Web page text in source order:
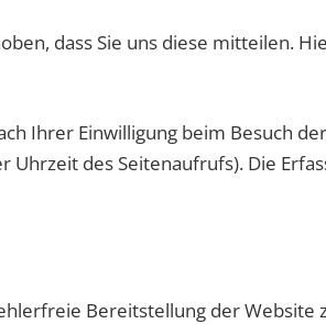
dass Sie uns diese mitteilen.
Ihrer Einwilligung beim Besuch
des Seitenaufrufs). Die
Bereitstellung der